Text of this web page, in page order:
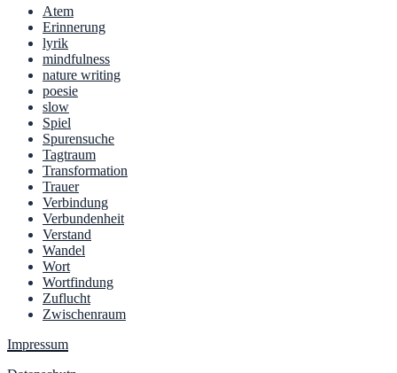
Atem
Erinnerung
lyrik
mindfulness
nature writing
poesie
slow
Spiel
Spurensuche
Tagtraum
Transformation
Trauer
Verbindung
Verbundenheit
Verstand
Wandel
Wort
Wortfindung
Zuflucht
Zwischenraum
Impressum